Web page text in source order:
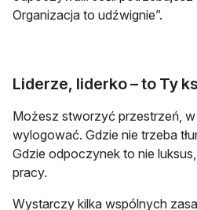
Organizacja to udźwignie”.
Liderze, liderko – to Ty
Możesz stworzyć przestrzeń,
wylogować. Gdzie nie trzeba
Gdzie odpoczynek to nie
pracy.
Wystarczy kilka wspólnych